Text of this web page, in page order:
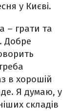
у Києві.
– грати та
Добре
в хорошій
Я думаю, у
складів